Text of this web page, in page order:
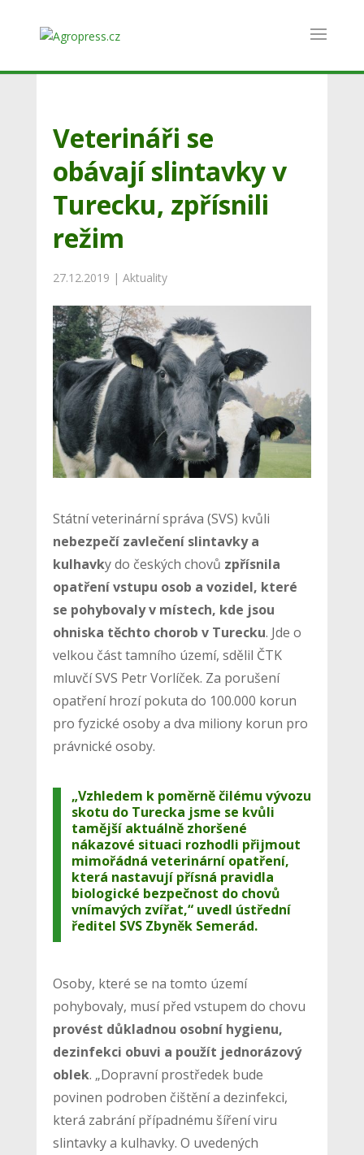
Veterináři se
obávají slintavky v
Turecku, zpřísnili
režim
27.12.2019 | Aktuality
Státní veterinární správa (SVS) kvůli
nebezpečí zavlečení slintavky a
kulhavky do českých chovů zpřísnila
opatření vstupu osob a vozidel, které
se pohybovaly v místech, kde jsou
ohniska těchto chorob v Turecku. Jde o
velkou část tamního území, sdělil ČTK
mluvčí SVS Petr Vorlíček. Za porušení
opatření hrozí pokuta do 100.000 korun
pro fyzické osoby a dva miliony korun pro
právnické osoby.
„Vzhledem k poměrně čilému vývozu
skotu do Turecka jsme se kvůli
tamější aktuálně zhoršené
nákazové situaci rozhodli přijmout
mimořádná veterinární opatření,
která nastavují přísná pravidla
biologické bezpečnost do chovů
vnímavých zvířat,“ uvedl ústřední
ředitel SVS Zbyněk Semerád.
Osoby, které se na tomto území
pohybovaly, musí před vstupem do chovu
provést důkladnou osobní hygienu,
dezinfekci obuvi a použít jednorázový
oblek. „Dopravní prostředek bude
povinen podroben čištění a dezinfekci,
která zabrání případnému šíření viru
slintavky a kulhavky. O uvedených